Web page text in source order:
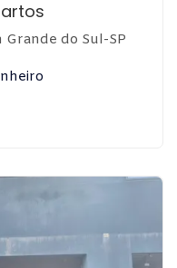
Grande do Sul-SP